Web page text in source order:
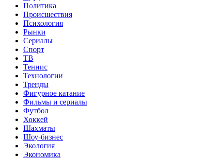
Политика
Происшествия
Психология
Рынки
Сериалы
Спорт
ТВ
Теннис
Технологии
Тренды
Фигурное катание
Фильмы и сериалы
Футбол
Хоккей
Шахматы
Шоу-бизнес
Экология
Экономика